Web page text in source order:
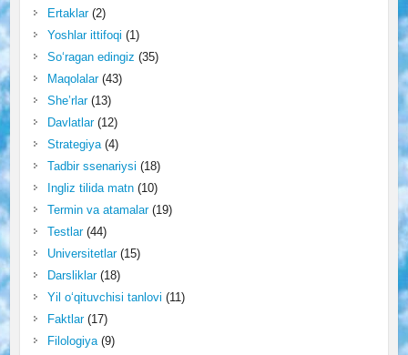
Ertaklar(2)
Yoshlar ittifoqi (1)
So‘ragan edingiz (35)
Maqolalar(43)
She’rlar(13)
Davlatlar(12)
Strategiya(4)
Tadbir ssenariysi (18)
Ingliz tilida matn(10)
Termin va atamalar(19)
Testlar(44)
Universitetlar(15)
Darsliklar(18)
Yil o‘qituvchisi tanlovi (11)
Faktlar(17)
Filologiya(9)